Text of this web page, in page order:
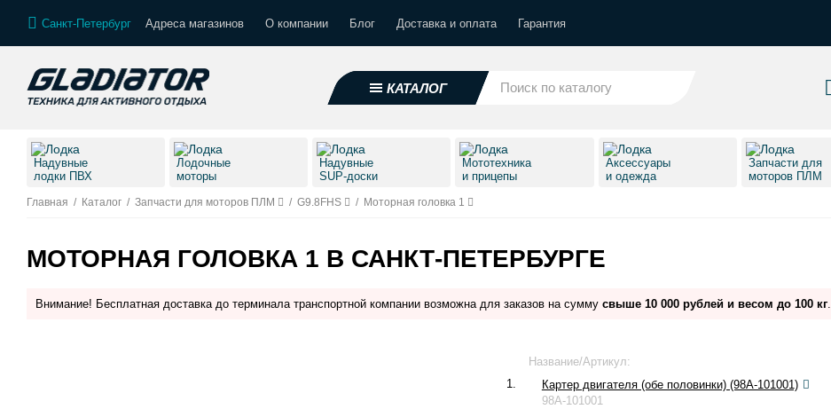
Санкт-Петербург Адреса магазинов О компании Блог Доставка и оплата Гарантия
КАТАЛОГ
Надувные
лодки ПВХ
Лодочные
моторы
Надувные
SUP-доски
Мототехника
и прицепы
Аксессуары
и одежда
Запчасти для
моторов ПЛМ
Главная / Каталог / Запчасти для моторов ПЛМ / G9.8FHS / Моторная головка 1
МОТОРНАЯ ГОЛОВКА 1 В САНКТ-ПЕТЕРБУРГЕ
Внимание! Бесплатная доставка до терминала транспортной компании возможна для заказов на сумму свыше 10 000 рублей и весом до 100 кг.
Название/Артикул:
1.
Картер двигателя (обе половинки) (98A-101001)
98A-101001